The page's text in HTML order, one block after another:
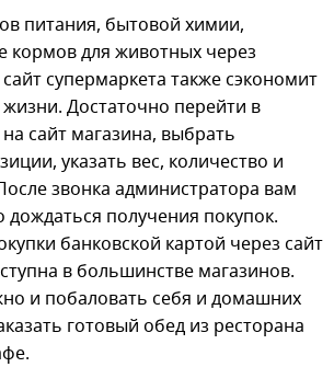
питания, бытовой химии,
кормов для животных через
супермаркета также сэкономит
Достаточно перейти в
сайт магазина, выбрать
указать вес, количество и
звонка администратора вам
дождаться получения покупок.
банковской картой через сайт
в большинстве магазинов.
и побаловать себя и домашних
готовый обед из ресторана